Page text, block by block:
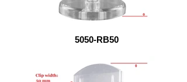
5050-RB50